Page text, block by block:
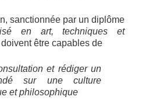
sanctionnée par un diplôme
en art, techniques et
être capables de
et rédiger un
sur une culture
et philosophique